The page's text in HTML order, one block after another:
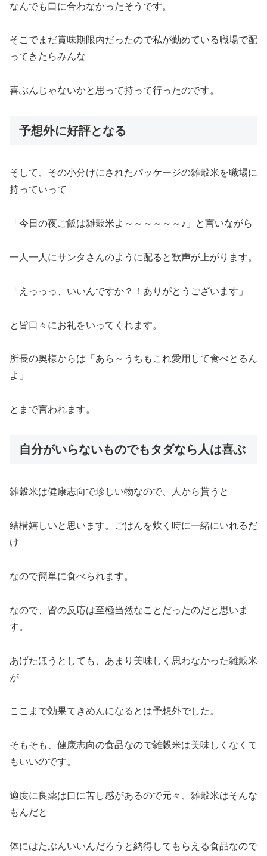
なんでも口に合わなかったそうです。
そこでまだ賞味期限内だったので私が勤めている職場で配
ってきたらみんな
喜ぶんじゃないかと思って持って行ったのです。
予想外に好評となる
そして、その小分けにされたパッケージの雑穀米を職場に
持っていって
「今日の夜ご飯は雑穀米よ～～～～～～♪」と言いながら
一人一人にサンタさんのように配ると歓声が上がります。
「えっっっ、いいんですか？！ありがとうございます」
と皆口々にお礼をいってくれます。
所長の奥様からは「あら～うちもこれ愛用して食べとるん
よ」
とまで言われます。
自分がいらないものでもタダなら人は喜ぶ
雑穀米は健康志向で珍しい物なので、人から貰うと
結構嬉しいと思います。ごはんを炊く時に一緒にいれるだ
け
なので簡単に食べられます。
なので、皆の反応は至極当然なことだったのだと思いま
す。
あげたほうとしても、あまり美味しく思わなかった雑穀米
が
ここまで効果てきめんになるとは予想外でした。
そもそも、健康志向の食品なので雑穀米は美味しくなくて
もいいのです。
適度に良薬は口に苦し感があるので元々、雑穀米はそんな
もんだと
体にはたぶんいいんだろうと納得してもらえる食品なので